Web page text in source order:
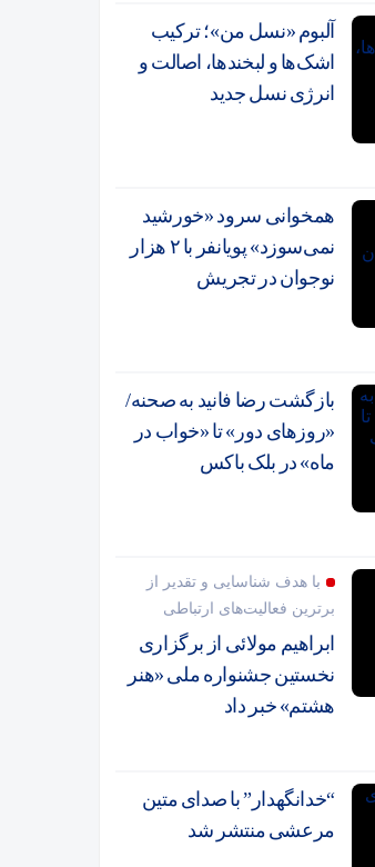
آلبوم «نسل من»؛ ترکیب
اشک‌ها و لبخندها، اصالت و
انرژی نسل جدید
همخوانی سرود «خورشید
نمی‌سوزد» پویانفر با ۲ هزار
نوجوان در تجریش
بازگشت رضا فانید به صحنه/
«روزهای دور» تا «خواب در
ماه» در بلک باکس
با هدف شناسایی و تقدیر از
برترین فعالیت‌های ارتباطی
ابراهیم مولائی از برگزاری
نخستین جشنواره ملی «هنر
هشتم» خبر داد
“خدانگهدار” با صدای متین
مرعشی منتشر شد